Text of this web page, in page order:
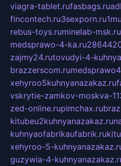
viagra-tablet.rufasbags.ru
fincontech.ru3sexporn.ru
rebus-toys.ruminelab-msk.ru
medsprawo-4-ka.ru
zajmy24.rutovudyi-4-
brazzerscom.ru
xehyroo5kuhnyanazakaz.ru
vskrytie-zamkov-moskva-
zed-online.rupimchax.ru
kitubeu2kuhnyanazakaz.ru
kuhnyaofabrikaufabrik.ru
xehyroo-5-
guzywia-4-